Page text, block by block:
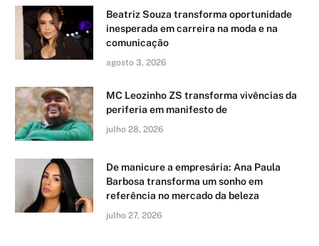
Beatriz Souza transforma oportunidade
inesperada em carreira na moda e na
comunicação
agosto 3, 2026
MC Leozinho ZS transforma vivências da
periferia em manifesto de
julho 28, 2026
De manicure a empresária: Ana Paula
Barbosa transforma um sonho em
referência no mercado da beleza
julho 27, 2026